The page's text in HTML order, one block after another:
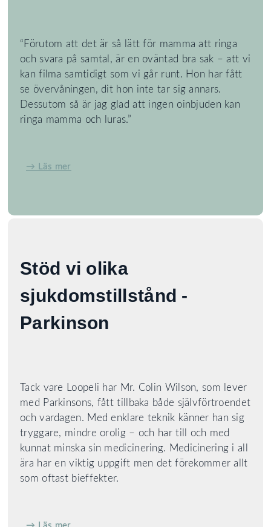
“Förutom att det är så lätt för mamma att ringa
och svara på samtal, är en oväntad bra sak – att vi
kan filma samtidigt som vi går runt. Hon har fått
se övervåningen, dit hon inte tar sig annars.
Dessutom så är jag glad att ingen oinbjuden kan
ringa mamma och luras.”
→ Läs mer
Stöd vi olika
sjukdomstillstånd -
Parkinson
Tack vare Loopeli har Mr. Colin Wilson, som lever
med Parkinsons, fått tillbaka både självförtroendet
och vardagen. Med enklare teknik känner han sig
tryggare, mindre orolig – och har till och med
kunnat minska sin medicinering. Medicinering i all
ära har en viktig uppgift men det förekommer allt
som oftast bieffekter.